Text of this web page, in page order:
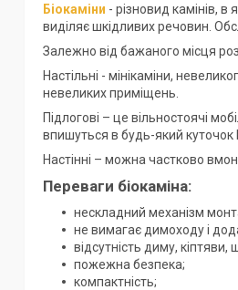
Біокаміни - різновид камінів,
виділяє шкідливих речовин.
Залежно від бажаного місця
Настільні - мінікаміни,
невеликих приміщень.
Підлогові – це вільностоячі
впишуться в будь-який куточок
Настінні – можна частково
Переваги біокаміна:
нескладний механізм
не вимагає димоходу і
відсутність диму,
пожежна безпека;
компактність;